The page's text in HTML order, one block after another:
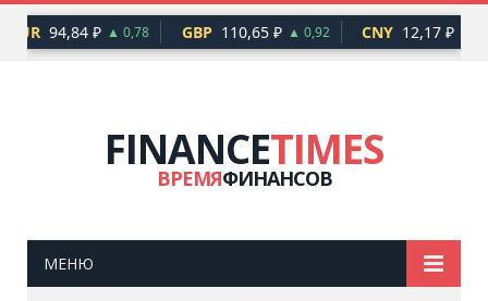
EUR 94,84 ₽ ▲ 0,78 GBP 110,65 ₽ ▲ 0,92 CNY 12,17 ₽
FINANCETIMES
ВРЕМЯФИНАНСОВ
МЕНЮ